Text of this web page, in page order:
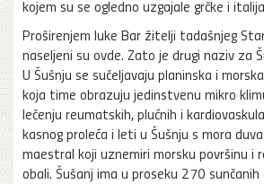
kojem su se ogledno uzgajale grčke i
Proširenjem luke Bar žitelji tadašnjeg
naseljeni su ovde. Zato je drugi naziv za
U Šušnju se sučeljavaju planinska i
koja time obrazuju jedinstvenu mikro
lečenju reumatskih, plućnih i
kasnog proleća i leti u Šušnju s mora
maestral koji uznemiri morsku površinu i
obali. Šušanj ima u proseku 270 sunčanih